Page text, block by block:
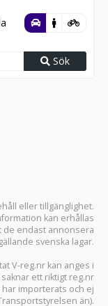
Sök
eller tillgänglighet.
kan erhållas
de endast annonsera
svenska lagar.
V-reg.nr kan anges i
ett riktigt reg.nr
importerats och ej
än).